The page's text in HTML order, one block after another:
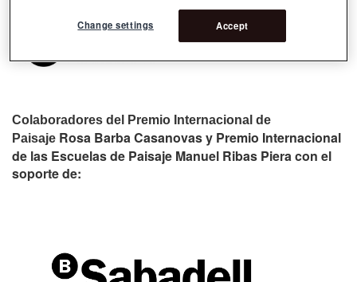
Colaboradores del Premio Internacional de
Paisaje Rosa Barba Casanovas y Premio Internacional
de las Escuelas de Paisaje Manuel Ribas Piera con el
soporte de:
Accept
Change settings